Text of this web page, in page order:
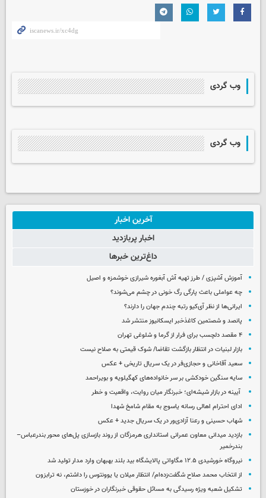
وب گردی
وب گردی
آخرین اخبار
اخبار پربازدید
داغ‌ترین خبرها
آموزش آشپزی / طرز تهیه آش آبغوره شیرازی خوشمزه و اصیل
چه عواملی باعث پارگی رگ خونی در چشم می‌شوند؟
ایرانی‌ها از نظر آی‌کیو رتبه چندم جهان را دارند؟
پانصد و شصتمین کاغذخبر ایسکانیوز منتشر شد
۴ مقصد دلچسب برای فرار از گرما و شلوغی تهران
بازار لبنیات در انتظار بازگشت تقاضا/ شوک قیمتی به صلاح نیست
سعید آقاخانی و حجازی‌فر در یک سریال تاریخی + عکس
سایه سنگین خودکشی بر سر خانواده‌های کهگیلویه و بویراحمد
آیینه در بازار شیشه‌ای؛ خبرنگار میان روایت، واقعیت و خطر
ادای احترام اهالی رسانه یاسوج به مقام شامخ شهدا
شهاب حسینی و رعنا آزادی‌ور در یک سریال جدید + عکس
بازدید میدانی معاون عمرانی استانداری هرمزگان از روند بازسازی پل‌های محور بندرعباس–
بندرخمیر
نیروگاه خورشیدی ۱۲.۵ مگاواتی پالایشگاه بید بلند بهبهان وارد مدار تولید شد
از انتخاب محمد صلاح شگفت‌زده‌ام/ انتظار میلان یا یوونتوس را داشتم، نه ترابزون
تشکیل شعبه ویژه رسیدگی به مسائل حقوقی خبرنگاران در خوزستان